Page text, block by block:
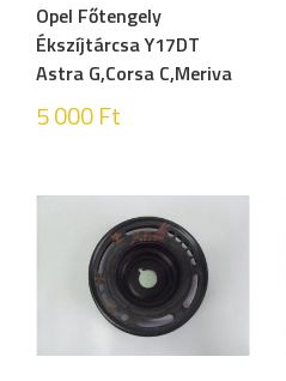
Opel Főtengely
Ékszíjtárcsa Y17DT
Astra G,Corsa C,Meriva
5 000Ft